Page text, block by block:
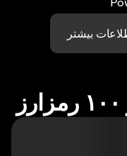
بیشتر